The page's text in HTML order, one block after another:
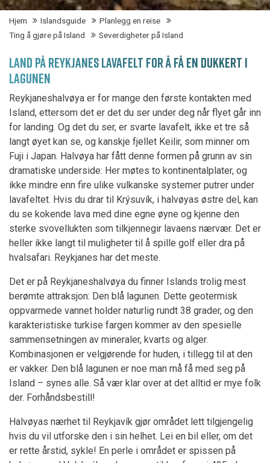
Hjem Islandsguide
Planlegg en reise
Ting å gjøre på Island
Severdigheter på Island
LAND PÅ REYKJANES LAVAFELT FOR Å FÅ EN DUKKERT I
LAGUNEN
Reykjaneshalvøya er for mange den første kontakten med
Island, ettersom det er det du ser under deg når flyet går inn
for landing. Og det du ser, er svarte lavafelt, ikke et tre så
langt øyet kan se, og kanskje fjellet Keilir, som minner om
Fuji i Japan. Halvøya har fått denne formen på grunn av sin
dramatiske underside: Her møtes to kontinentalplater, og
ikke mindre enn fire ulike vulkanske systemer putrer under
lavafeltet. Hvis du drar til Krýsuvík, i halvøyas østre del, kan
du se kokende lava med dine egne øyne og kjenne den
sterke svovellukten som tilkjennegir lavaens nærvær. Det er
heller ikke langt til muligheter til å spille golf eller dra på
hvalsafari. Reykjanes har det meste.
Det er på Reykjaneshalvøya du finner Islands trolig mest
berømte attraksjon: Den blå lagunen. Dette geotermisk
oppvarmede vannet holder naturlig rundt 38 grader, og den
karakteristiske turkise fargen kommer av den spesielle
sammensetningen av mineraler, kvarts og alger.
Kombinasjonen er velgjørende for huden, i tillegg til at den
er vakker. Den blå lagunen er noe man må få med seg på
Island – synes alle. Så vær klar over at det alltid er mye folk
der. Forhåndsbestill!
Halvøyas nærhet til Reykjavík gjør området lett tilgjengelig
hvis du vil utforske den i sin helhet. Lei en bil eller, om det
er rette årstid, sykle! En perle i området er spissen på